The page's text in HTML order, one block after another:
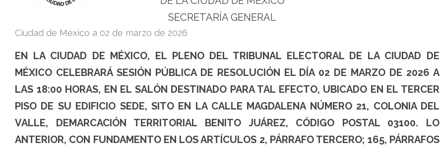
Ciudad
México
SECRETARÍA GENERAL
Ciudad de México a 02 de marzo de 2026
EN LA CIUDAD DE MÉXICO, EL PLENO DEL TRIBUNAL ELECTORAL DE LA CIUDAD DE
MÉXICO CELEBRARÁ SESIÓN PÚBLICA DE RESOLUCIÓN EL DÍA 02 DE MARZO DE 2026 A
LAS 18:00 HORAS, EN EL SALÓN DESTINADO PARA TAL EFECTO, UBICADO EN EL TERCER
PISO DE SU EDIFICIO SEDE, SITO EN LA CALLE MAGDALENA NÚMERO 21, COLONIA DEL
VALLE, DEMARCACIÓN TERRITORIAL BENITO JUÁREZ, CÓDIGO POSTAL 03100. LO
ANTERIOR, CON FUNDAMENTO EN LOS ARTÍCULOS 2, PÁRRAFO TERCERO; 165, PÁRRAFOS